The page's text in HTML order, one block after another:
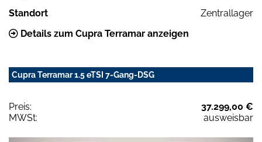
Standort
Zentrallager
Details zum Cupra Terramar anzeigen
Cupra Terramar 1.5 eTSI 7-Gang-DSG
Preis:
37.299,00 €
MWSt:
ausweisbar